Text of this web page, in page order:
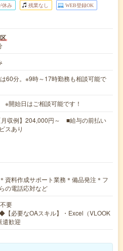
休み 残業なし WEB登録OK
60分。※9時～17時勤務も相談可能で
※開始日はご相談可能です！
収例】204,000円～ ■給与の前払い
スあり
資料作成サポート業務＊備品発注＊フ
の電話応対など
要
必要なOAスキル】・Excel（VLOOK
歓迎